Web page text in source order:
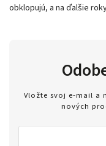
obklopujú, a na ďalšie
Vložte svoj e-mail a
nových